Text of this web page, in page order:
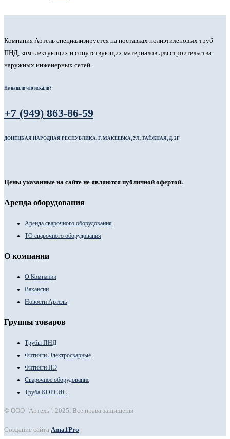
Компания Артель специализируется на поставках полиэтиленовых труб
ПНД, комплектующих и сопутствующих материалов для строительства
наружных инженерных сетей.
Не нашли что искали?
+7 (949) 863-86-59
ДОНЕЦКАЯ НАРОДНАЯ РЕСПУБЛИКА, Г. МАКЕЕВКА, УЛ. ТАЁЖНАЯ, Д. 2Г
Цены указанные на сайте не являются публичной офертой.
Аренда оборудования
Аренда сварочного оборудования
ТО сварочного оборудования
О компании
О Компании
Вакансии
Новости Артель
Группы товаров
Трубы ПНД
Фитинги Электросварные
Фитинги ПЭ
Сварочное оборудование
Труба КОРСИС
© ООО "Артель". 2025. Все права защищены
Создание сайта Ama1Pro